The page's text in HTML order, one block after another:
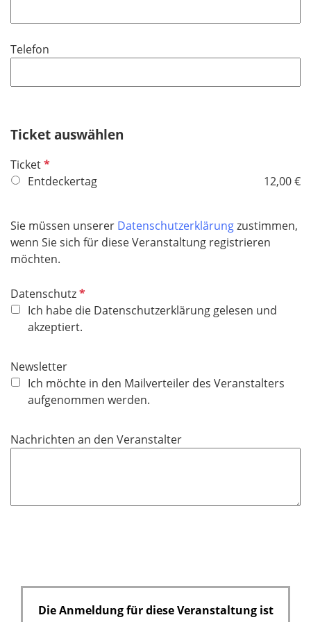
d
t
e
d
c
t
l
Telefon
Ticket auswählen
TicketP
f
c
h
t
e
l
d
Entdeckertag 12,00 €
Sie müssen unserer Datenschutzerklärungzustimmen,
wenn Sie sich für diese Veranstaltung registrieren
möchten.
DatenschutzP
f
l
h
l
Ich habe die Datenschutzerklärung gelesen und
akzeptiert.
Newsletter
Ich möchte in den Mailverteiler des Veranstalters
aufgenommen werden.
Nachrichten an den Veranstalter
Die Anmeldung für diese Veranstaltung ist